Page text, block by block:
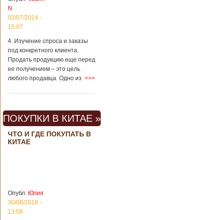
больше всего
удивляют туристов
в Поднебесной.
в метрополитене В
Пекине или
Шанхае терактов
не было, да и весь
Китай в этом
считается
государством. Но в
метрополитене
Шанхая или
Подробнее...
Опубликовано
родителей
появился их
ребенок. Выносила
малыша
N.
02/07/2014 -
15:07
4. Изучение спроса и заказы
под конкретного клиента.
Продать продукцию еще перед
ее получением – это цель
любого продавца. Одно из >>>
ПОКУПКИ В КИТАЕ »
ЧТО И ГДЕ ПОКУПАТЬ В
КИТАЕ
Опубл. Юлия
30/08/2018 -
13:08